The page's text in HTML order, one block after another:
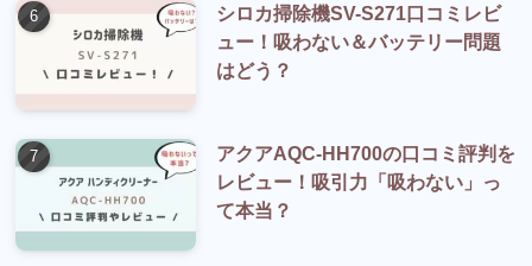
シロカ掃除機SV-S271口コミレビ
ュー！吸わない＆バッテリー問題
はどう？
アクアAQC-HH700の口コミ評判を
レビュー！吸引力「吸わない」っ
て本当？